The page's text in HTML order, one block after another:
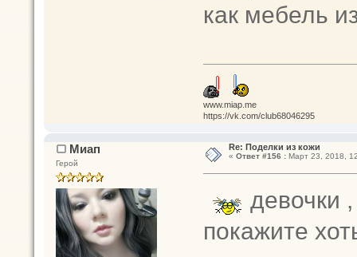
как мебель
www.miap.me
https://vk.com/club68046295
Миап
Герой
Re: Поделки из кожи
« Ответ #156 :Март 23, 2018,
девочки
покажите